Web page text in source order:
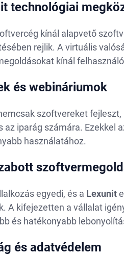
technológiai
kínál alapvető
rejlik. A virtuális
kínál
és webináriumok
szoftvereket fejleszt,
az iparág számára. Ezekkel
használatához.
egyedi, és a Lexunit
A kifejezetten a vállalat
és hatékonyabb
és adatvédelem